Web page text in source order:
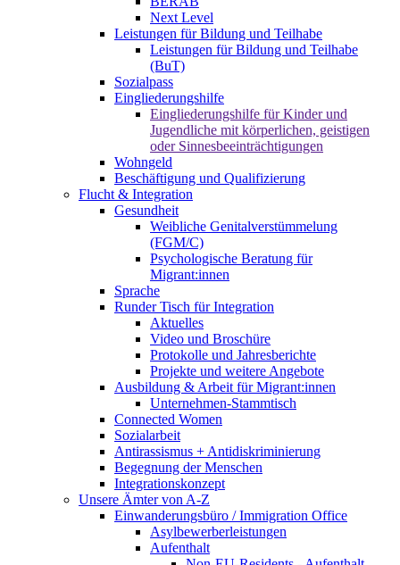
Next Level
Leistungen für Bildung und Teilhabe
Leistungen für Bildung und Teilhabe
(BuT)
Sozialpass
Eingliederungshilfe
Eingliederungshilfe für Kinder und
Jugendliche mit körperlichen, geistigen
oder Sinnesbeeinträchtigungen
Wohngeld
Beschäftigung und Qualifizierung
Flucht & Integration
Gesundheit
Weibliche Genitalverstümmelung
(FGM/C)
Psychologische Beratung für
Migrant:innen
Sprache
Runder Tisch für Integration
Aktuelles
Video und Broschüre
Protokolle und Jahresberichte
Projekte und weitere Angebote
Ausbildung & Arbeit für Migrant:innen
Unternehmen-Stammtisch
Connected Women
Sozialarbeit
Antirassismus + Antidiskriminierung
Begegnung der Menschen
Integrationskonzept
Unsere Ämter von A-Z
Einwanderungsbüro / Immigration Office
Asylbewerberleistungen
Aufenthalt